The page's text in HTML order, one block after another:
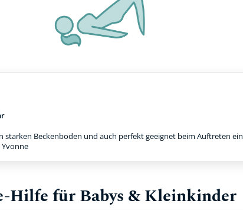
starken Beckenboden und auch perfekt geeignet beim Auftreten
Hilfe für Babys & Kleinkinder